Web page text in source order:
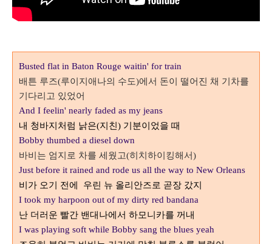
Busted flat in Baton Rouge waitin' for train
배튼 루즈(루이지애나의 수도)에서 돈이 떨어진 채 기차를
기다리고 있었어
And I feelin' nearly faded as my jeans
내 청바지처럼 낡은(지친) 기분이었을 때
Bobby thumbed a diesel down
바비는 엄지로 차를 세웠고(히치하이킹해서)
Just before it rained and rode us all the way to New Orleans
비가 오기 전에 우린 뉴 올리안즈로 곧장 갔지
I took my harpoon out of my dirty red bandana
난 더러운 빨간 밴대나에서 하모니카를 꺼내
I was playing soft while Bobby sang the blues yeah